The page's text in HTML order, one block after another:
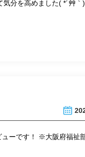
分を高めました( *´艸｀)
ーです！ ※大阪府福祉